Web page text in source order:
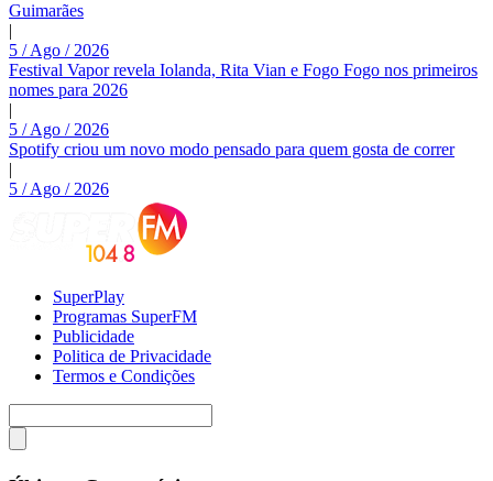
Guimarães
|
5 / Ago / 2026
Festival Vapor revela Iolanda, Rita Vian e Fogo Fogo nos primeiros
nomes para 2026
|
5 / Ago / 2026
Spotify criou um novo modo pensado para quem gosta de correr
|
5 / Ago / 2026
SuperPlay
Programas SuperFM
Publicidade
Politica de Privacidade
Termos e Condições